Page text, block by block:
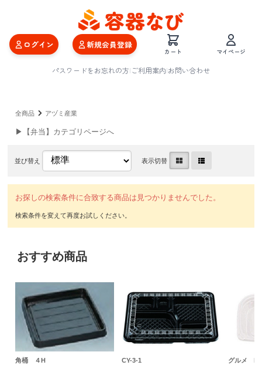
ログイン 新規会員登録
カート マイページ
パスワードをお忘れの方|ご利用案内|お問い合わせ
全商品 アヅミ産業
▶【弁当】カテゴリページへ
並び替え 表示切替
お探しの検索条件に合致する商品は見つかりませんでした。
おすすめ商品
角桶 ４H CY-3-1 グルメ